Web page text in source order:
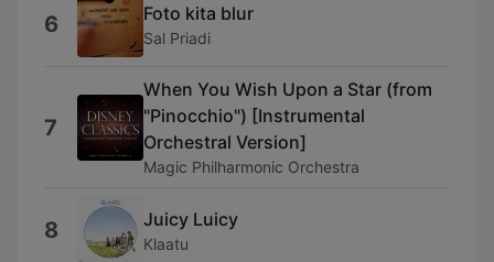
6 Foto kita blur
Sal Priadi
7
When You Wish Upon a Star (from
"Pinocchio") [Instrumental
Orchestral Version]
Magic Philharmonic Orchestra
8 Juicy Luicy
Klaatu